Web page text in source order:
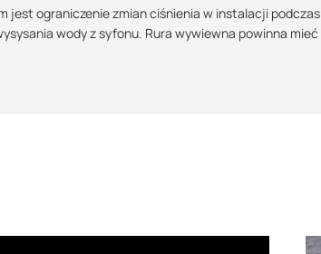
jest ograniczenie zmian ciśnienia w instalacji podczas
wody z syfonu. Rura wywiewna powinna mieć